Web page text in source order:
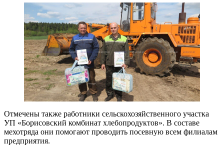
Отмечены также работники сельскохозяйственного участка
УП «Борисовский комбинат хлебопродуктов». В составе
мехотряда они помогают проводить посевную всем филиалам
предприятия.